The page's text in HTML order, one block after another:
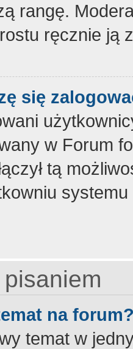
rangę.
ręcznie ją
się
w Forum
tą
na
temat w